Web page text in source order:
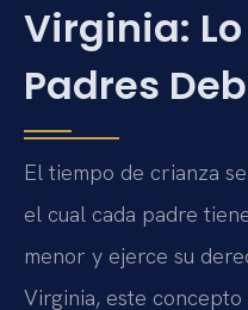
Virginia:
Padres
El tiempo de crianza
el cual cada padre
menor y ejerce su
Virginia, este